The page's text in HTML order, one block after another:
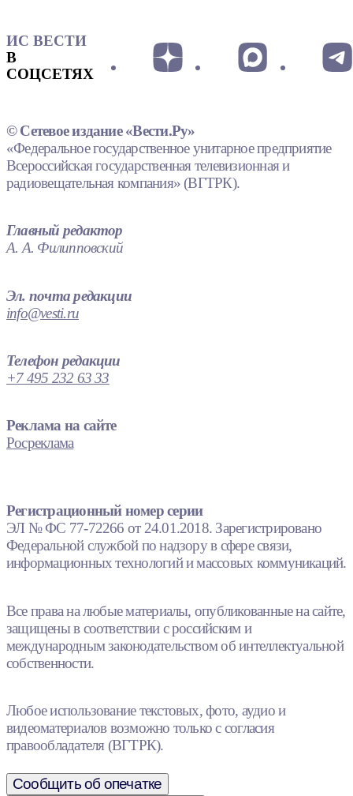
ИС ВЕСТИ
В
СОЦСЕТЯХ
© Сетевое издание «Вести.Ру»
«Федеральное государственное унитарное предприятие
Всероссийская государственная телевизионная и
радиовещательная компания» (ВГТРК).
Главный редактор
А. А. Филипповский
Эл. почта редакции
info@vesti.ru
Телефон редакции
+7 495 232 63 33
Реклама на сайте
Росреклама
Регистрационный номер серии
ЭЛ № ФС 77-72266 от 24.01.2018. Зарегистрировано
Федеральной службой по надзору в сфере связи,
информационных технологий и массовых коммуникаций.
Все права на любые материалы, опубликованные на сайте,
защищены в соответствии с российским и
международным законодательством об интеллектуальной
собственности.
Любое использование текстовых, фото, аудио и
видеоматериалов возможно только с согласия
правообладателя (ВГТРК).
Сообщить об опечатке